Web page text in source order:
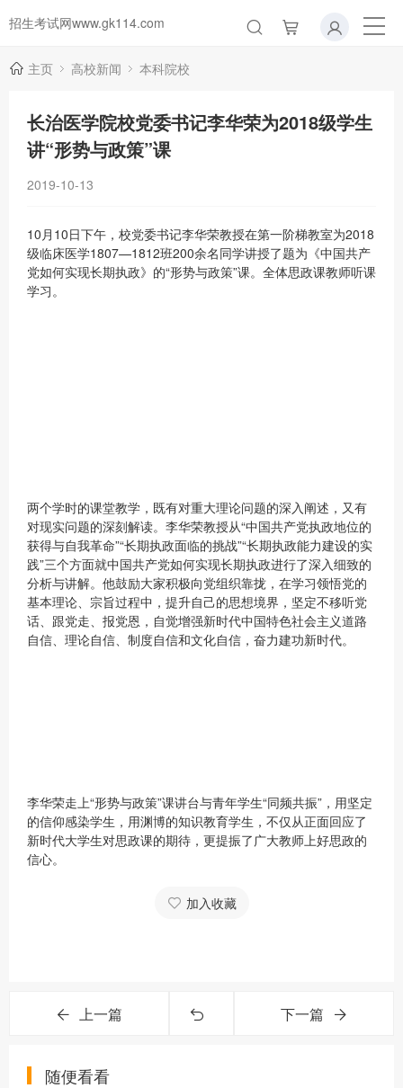
招生考试网www.gk114.com
主页 高校新闻 本科院校
长治医学院校党委书记李华荣为2018级学生
讲“形势与政策”课
2019-10-13
10月10日下午，校党委书记李华荣教授在第一阶梯教室为2018
级临床医学1807—1812班200余名同学讲授了题为《中国共产
党如何实现长期执政》的“形势与政策”课。全体思政课教师听课
学习。
两个学时的课堂教学，既有对重大理论问题的深入阐述，又有
对现实问题的深刻解读。李华荣教授从“中国共产党执政地位的
获得与自我革命”“长期执政面临的挑战”“长期执政能力建设的实
践”三个方面就中国共产党如何实现长期执政进行了深入细致的
分析与讲解。他鼓励大家积极向党组织靠拢，在学习领悟党的
基本理论、宗旨过程中，提升自己的思想境界，坚定不移听党
话、跟党走、报党恩，自觉增强新时代中国特色社会主义道路
自信、理论自信、制度自信和文化自信，奋力建功新时代。
李华荣走上“形势与政策”课讲台与青年学生“同频共振”，用坚定
的信仰感染学生，用渊博的知识教育学生，不仅从正面回应了
新时代大学生对思政课的期待，更提振了广大教师上好思政的
信心。
加入收藏
上一篇 下一篇
随便看看